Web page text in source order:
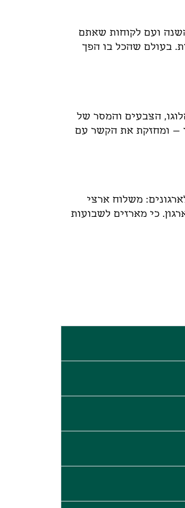
ועם לקוחות שאתם
בעולם שהכל בו הפך
הצבעים והמסר של
– ומחזקת את הקשר עם
משלוח ארצי
כי מארזים לשבועות